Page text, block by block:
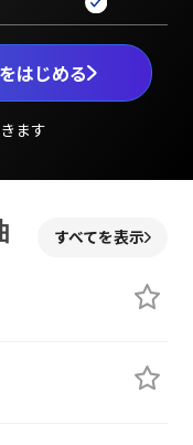
はじめる
ます
すべてを表示